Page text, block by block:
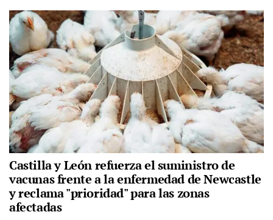
Castilla y León refuerza el suministro de
vacunas frente a la enfermedad de Newcastle
y reclama "prioridad" para las zonas
afectadas